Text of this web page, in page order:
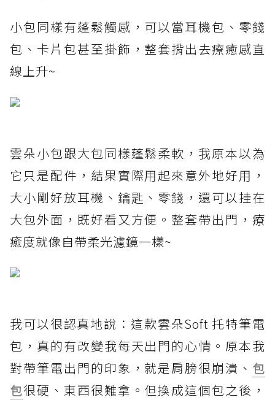
小包同樣有蓬鬆觸感，可以當耳機包、零錢
包、卡片包甚至掛飾，整套揹出去療癒感直
線上升~
雲朵小包跟大包同樣蓬鬆柔軟，我原本以為
它只是配件，結果實際用起來意外地好用，
大小剛好放耳機、鑰匙、零錢，還可以挂在
大包外面，既好看又方便。整套帶出門，療
癒度就像自帶柔光濾鏡一樣~
我可以很認真地說：這款雲朵Soft 托特筆電
包，真的有改變我每天出門的心情。原本我
對帶筆電出門的印象，就是肩膀很崩潰、 包
包很硬、東西很難拿。但換成這個包之後，